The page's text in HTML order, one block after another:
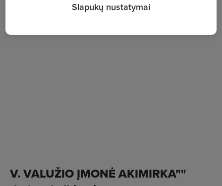
V. VALUŽIO ĮMONĖ AKIMIRKA""
Slapukų nustatymai